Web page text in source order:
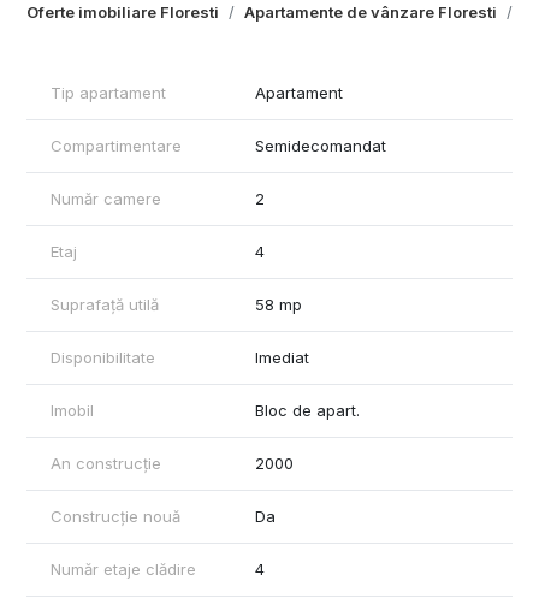
Oferte imobiliare Floresti Apartamente de vânzare Floresti
baie, dormitor, dressing si o logie cu suprafata de 4 mp.
Tip apartament Apartament
Compartimentare Semidecomandat
Număr camere 2
Etaj 4
Suprafață utilă 58 mp
Disponibilitate Imediat
Imobil Bloc de apart.
An construcție 2000
Construcție nouă Da
Număr etaje clădire 4